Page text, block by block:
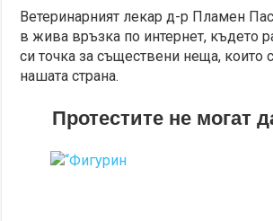
Ветеринарният лекар д-р Пламен
в жива връзка по интернет, където
си точка за съществени неща, които
нашата страна.
Протестите не могат